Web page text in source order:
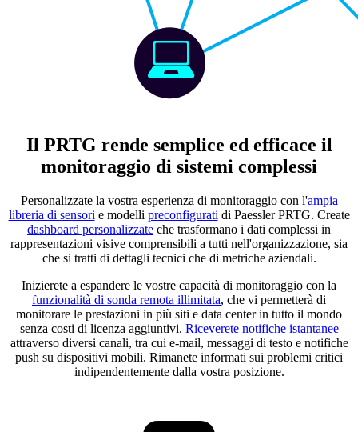
Il PRTG rende semplice ed efficace il
monitoraggio di sistemi complessi
Personalizzate la vostra esperienza di monitoraggio con l'ampia
libreria di sensori e modelli preconfigurati di Paessler PRTG. Create
dashboard personalizzate che trasformano i dati complessi in
rappresentazioni visive comprensibili a tutti nell'organizzazione, sia
che si tratti di dettagli tecnici che di metriche aziendali.
Inizierete a espandere le vostre capacità di monitoraggio con la
funzionalità di sonda remota illimitata, che vi permetterà di
monitorare le prestazioni in più siti e data center in tutto il mondo
senza costi di licenza aggiuntivi. Riceverete notifiche istantanee
attraverso diversi canali, tra cui e-mail, messaggi di testo e notifiche
push su dispositivi mobili. Rimanete informati sui problemi critici
indipendentemente dalla vostra posizione.